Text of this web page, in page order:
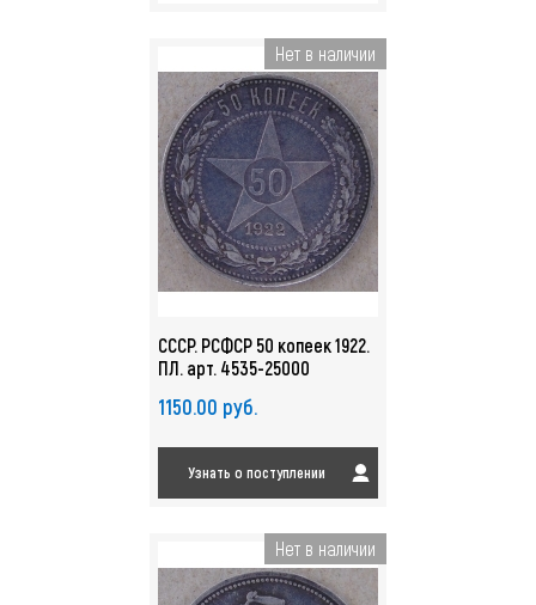
Нет в наличии
СССР. РСФСР 50 копеек 1922.
ПЛ. арт. 4535-25000
1150.00 руб.
Узнать о поступлении
Нет в наличии